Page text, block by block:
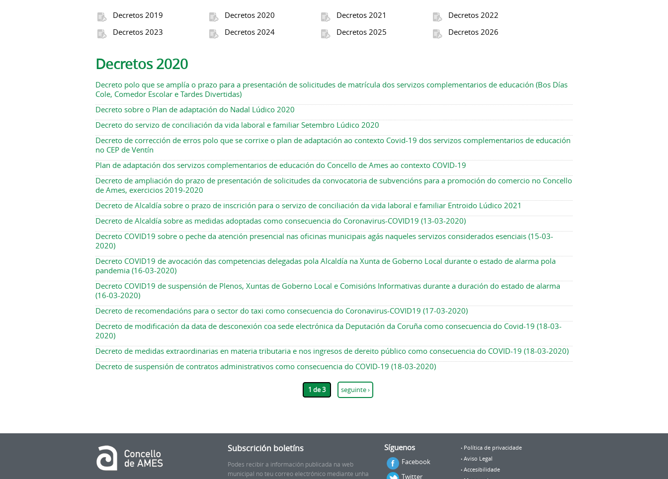
Decretos 2019 Decretos 2020 Decretos 2021
Decretos 2022
Decretos 2023
Decretos 2024 Decretos 2025 Decretos 2026
Decretos 2020
Decreto polo que se amplía o prazo para a presentación de solicitudes de matrícula dos servizos complementarios de educación (Bos Días
Cole, Comedor Escolar e Tardes Divertidas)
Decreto sobre o Plan de adaptación do Nadal Lúdico 2020
Decreto do servizo de conciliación da vida laboral e familiar Setembro Lúdico 2020
Decreto de corrección de erros polo que se corrixe o plan de adaptación ao contexto Covid-19 dos servizos complementarios de educación
no CEP de Ventín
Plan de adaptación dos servizos complementarios de educación do Concello de Ames ao contexto COVID-19
Decreto de ampliación do prazo de presentación de solicitudes da convocatoria de subvencións para a promoción do comercio no Concello
de Ames, exercicios 2019-2020
Decreto de Alcaldía sobre o prazo de inscrición para o servizo de conciliación da vida laboral e familiar Entroido Lúdico 2021
Decreto de Alcaldía sobre as medidas adoptadas como consecuencia do Coronavirus-COVID19 (13-03-2020)
Decreto COVID19 sobre o peche da atención presencial nas oficinas municipais agás naqueles servizos considerados esenciais (15-03-
2020)
Decreto COVID19 de avocación das competencias delegadas pola Alcaldía na Xunta de Goberno Local durante o estado de alarma pola
pandemia (16-03-2020)
Decreto COVID19 de suspensión de Plenos, Xuntas de Goberno Local e Comisións Informativas durante a duración do estado de alarma
(16-03-2020)
Decreto de recomendacións para o sector do taxi como consecuencia do Coronavirus-COVID19 (17-03-2020)
Decreto de modificación da data de desconexión coa sede electrónica da Deputación da Coruña como consecuencia do Covid-19 (18-03-
2020)
Decreto de medidas extraordinarias en materia tributaria e nos ingresos de dereito público como consecuencia do COVID-19 (18-03-2020)
Decreto de suspensión de contratos administrativos como consecuencia do COVID-19 (18-03-2020)
1 de 3 seguinte ›
Subscrición boletíns
Podes recibir a información publicada na web
municipal no teu correo electrónico mediante unha
Síguenos
Facebook
Twitter
Política de privacidade
Aviso Legal
Accesibilidade